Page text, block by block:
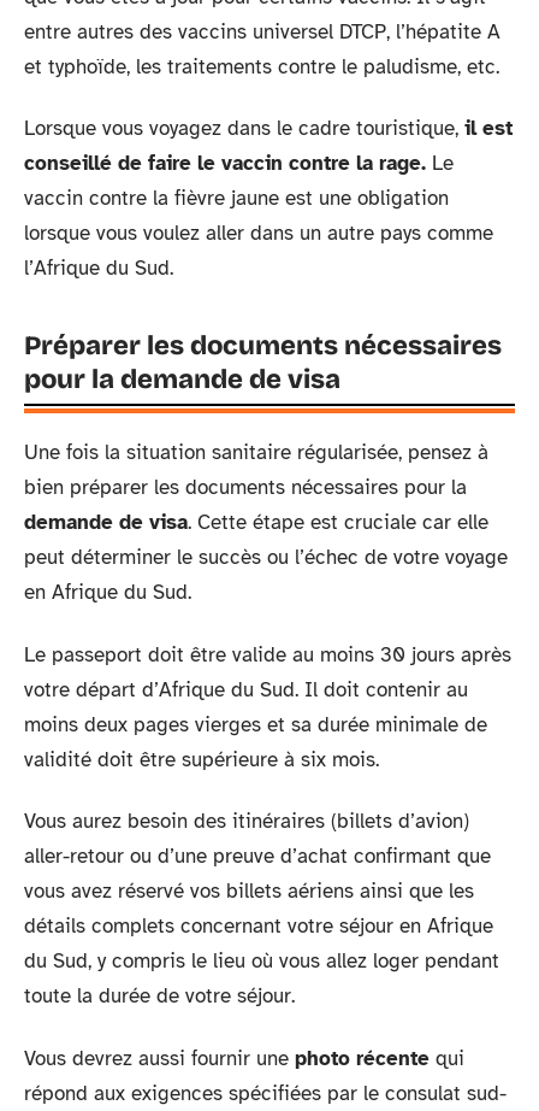
entre autres des vaccins universel DTCP, l’hépatite A
et typhoïde, les traitements contre le paludisme, etc.
Lorsque vous voyagez dans le cadre touristique, il est
conseillé de faire le vaccin contre la rage. Le
vaccin contre la fièvre jaune est une obligation
lorsque vous voulez aller dans un autre pays comme
l’Afrique du Sud.
Préparer les documents nécessaires
pour la demande de visa
Une fois la situation sanitaire régularisée, pensez à
bien préparer les documents nécessaires pour la
demande de visa. Cette étape est cruciale car elle
peut déterminer le succès ou l’échec de votre voyage
en Afrique du Sud.
Le passeport doit être valide au moins 30 jours après
votre départ d’Afrique du Sud. Il doit contenir au
moins deux pages vierges et sa durée minimale de
validité doit être supérieure à six mois.
Vous aurez besoin des itinéraires (billets d’avion)
aller-retour ou d’une preuve d’achat confirmant que
vous avez réservé vos billets aériens ainsi que les
détails complets concernant votre séjour en Afrique
du Sud, y compris le lieu où vous allez loger pendant
toute la durée de votre séjour.
Vous devrez aussi fournir une photo récente qui
répond aux exigences spécifiées par le consulat sud-